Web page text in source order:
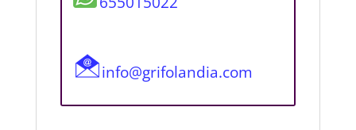
info@grifolandia.com